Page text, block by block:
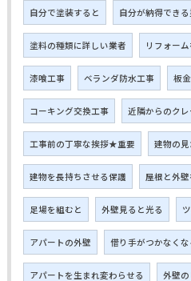
自分で塗装すると 自分が納得でき
塗料の種類に詳しい業者 リフォー
漆喰工事 ベランダ防水工事 板
コーキング交換工事 近隣からのク
工事前の丁寧な挨拶★重要 建物の見
建物を長持ちさせる保護 屋根と外
足場を組むと 外壁見ると光る
アパートの外壁 借り手がつかなくな
アパートを生まれ変わらせる 外壁